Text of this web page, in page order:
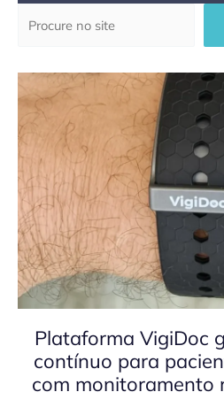
Plataforma VigiDoc
contínuo para
com monitoramento